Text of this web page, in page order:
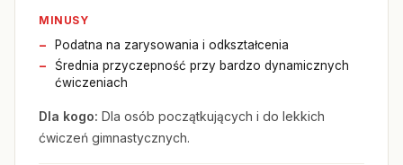
MINUSY
Podatna na zarysowania i odkształcenia
Średnia przyczepność przy bardzo dynamicznych
ćwiczeniach
Dla kogo: Dla osób początkujących i do lekkich
ćwiczeń gimnastycznych.